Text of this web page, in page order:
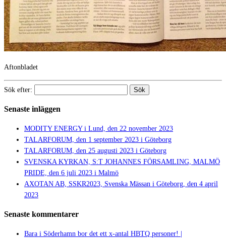
Aftonbladet
Sök efter:
Senaste inläggen
MODITY ENERGY i Lund, den 22 november 2023
TALARFORUM, den 1 september 2023 i Göteborg
TALARFORUM, den 25 augusti 2023 i Göteborg
SVENSKA KYRKAN, S:T JOHANNES FÖRSAMLING, MALMÖ
PRIDE, den 6 juli 2023 i Malmö
AXOTAN AB, SSKR2023, Svenska Mässan i Göteborg, den 4 april
2023
Senaste kommentarer
Bara i Söderhamn bor det ett x-antal HBTQ personer! |